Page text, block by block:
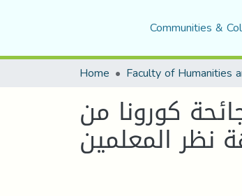
Communities &
Home
كورونا من
نظر المعلمين